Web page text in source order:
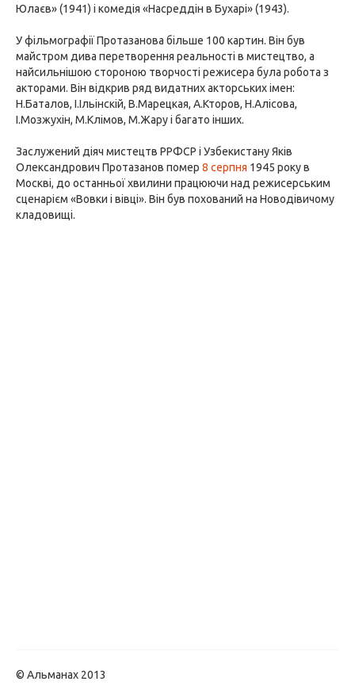
Юлаєв» (1941) і комедія «Насреддін в Бухарі» (1943).
У фільмографії Протазанова більше 100 картин. Він був
майстром дива перетворення реальності в мистецтво, а
найсильнішою стороною творчості режисера була робота з
акторами. Він відкрив ряд видатних акторських імен:
Н.Баталов, І.Ільінскій, В.Марецкая, А.Кторов, Н.Алісова,
І.Мозжухін, М.Клімов, М.Жару і багато інших.
Заслужений діяч мистецтв РРФСР і Узбекистану Яків
Олександрович Протазанов помер 8 серпня 1945 року в
Москві, до останньої хвилини працюючи над режисерським
сценарієм «Вовки і вівці». Він був похований на Новодівичому
кладовищі.
© Альманах 2013